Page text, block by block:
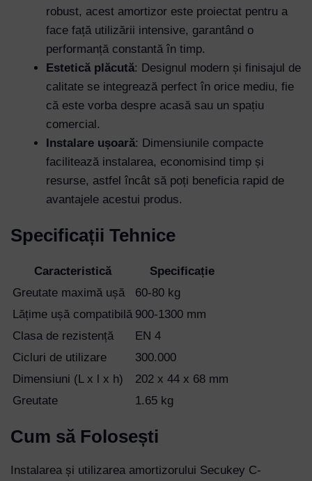
robust, acest amortizor este proiectat pentru a
face față utilizării intensive, garantând o
performanță constantă în timp.
Estetică plăcută: Designul modern și finisajul de
calitate se integrează perfect în orice mediu, fie
că este vorba despre acasă sau un spațiu
comercial.
Instalare ușoară: Dimensiunile compacte
facilitează instalarea, economisind timp și
resurse, astfel încât să poți beneficia rapid de
avantajele acestui produs.
Specificații Tehnice
Caracteristică
Specificație
Greutate maximă ușă
60-80 kg
Lățime ușă compatibilă 900-1300 mm
Clasa de rezistență
EN 4
Cicluri de utilizare
300.000
Dimensiuni (L x l x h)
202 x 44 x 68 mm
Greutate
1.65 kg
Cum să Folosești
Instalarea și utilizarea amortizorului Secukey C-
Username or Email Address
Remember Me
Lost your password?